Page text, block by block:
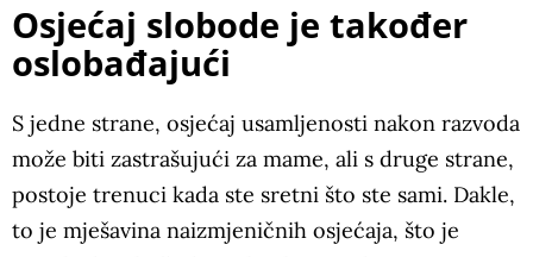
Osjećaj slobode je također
oslobađajući
S jedne strane, osjećaj usamljenosti nakon razvoda
može biti zastrašujući za mame, ali s druge strane,
postoje trenuci kada ste sretni što ste sami. Dakle,
to je mješavina naizmjeničnih osjećaja, što je